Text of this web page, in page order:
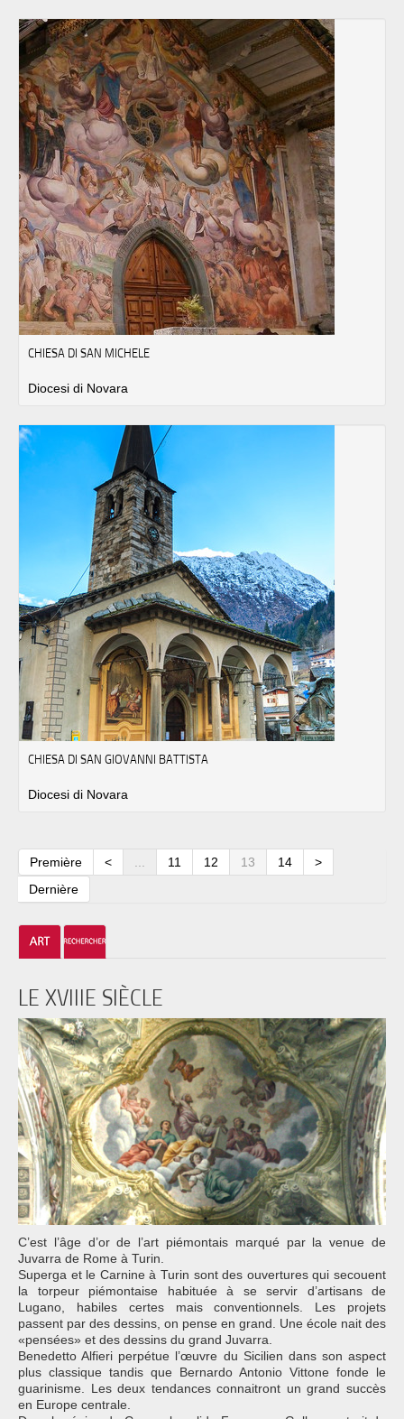
CHIESA DI SAN MICHELE
Diocesi di Novara
CHIESA DI SAN GIOVANNI BATTISTA
Diocesi di Novara
Première < ... 11 12 13 14
>
Dernière
LE XVIIIE SIÈCLE
C’est l’âge d’or de l’art piémontais marqué par la venue de
Juvarra de Rome à Turin.
Superga et le Carnine à Turin sont des ouvertures qui secouent
la torpeur piémontaise habituée à se servir d’artisans de
Lugano, habiles certes mais conventionnels. Les projets
passent par des dessins, on pense en grand. Une école nait des
«pensées» et des dessins du grand Juvarra.
Benedetto Alfieri perpétue l’œuvre du Sicilien dans son aspect
plus classique tandis que Bernardo Antonio Vittone fonde le
guarinisme. Les deux tendances connaitront un grand succès
en Europe centrale.